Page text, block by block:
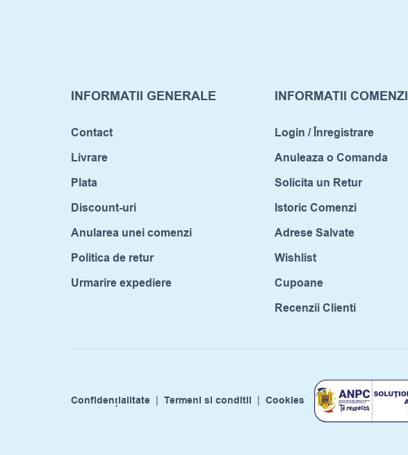
INFORMATII GENERALE
Contact
Livrare
Plata
Discount-uri
Anularea unei comenzi
Politica de retur
Urmarire expediere
INFORMATII COMENZI
Login / Înregistrare
Anuleaza o Comanda
Solicita un Retur
Istoric Comenzi
Adrese Salvate
Wishlist
Cupoane
Recenzii Clienti
Confidențialitate | Termeni si conditii | Cookies